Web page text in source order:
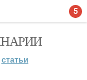
статьи
5